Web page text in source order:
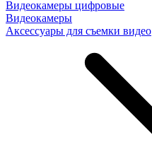
Видеокамеры цифровые
Видеокамеры
Аксессуары для съемки видео